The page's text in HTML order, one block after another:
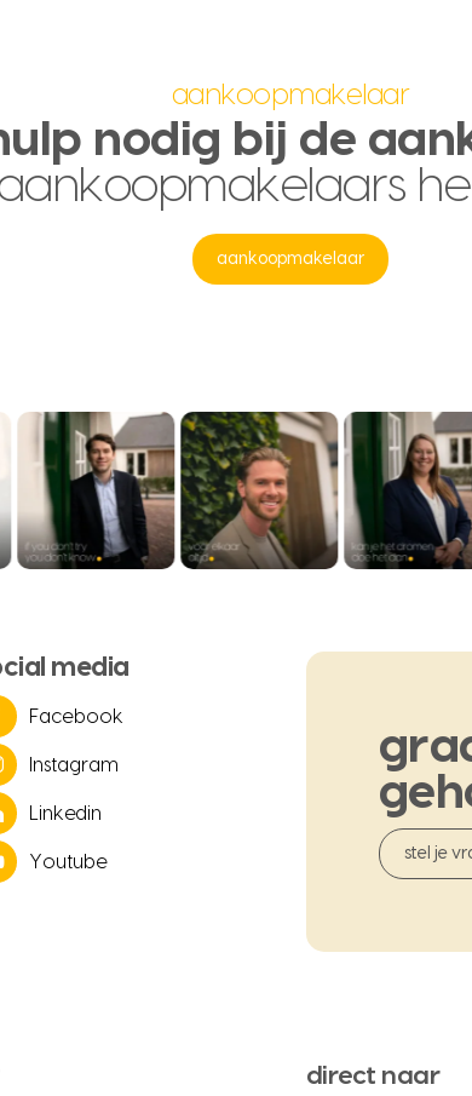
aankoopmakelaar
nodig bij de
aankoopmakelaar
media
Facebook
Instagram
Linkedin
Youtube stel je
direct naar